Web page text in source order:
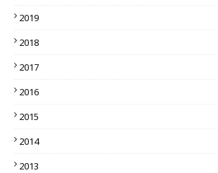
2019
2018
2017
2016
2015
2014
2013